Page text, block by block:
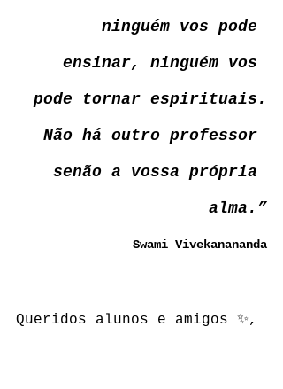
ninguém vos pode
ensinar, ninguém vos
pode tornar espirituais.
Não há outro professor
senão a vossa própria
alma.”
Swami Vivekanananda
Queridos alunos e amigos ✨,